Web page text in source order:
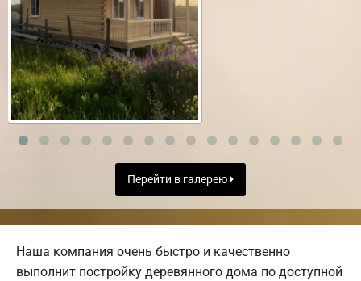
Перейти в галерею
Наша компания очень быстро и качественно
выполнит постройку деревянного дома по доступной